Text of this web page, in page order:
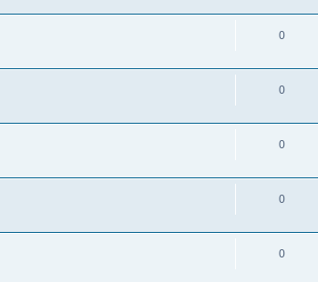
0
0
0
0
0